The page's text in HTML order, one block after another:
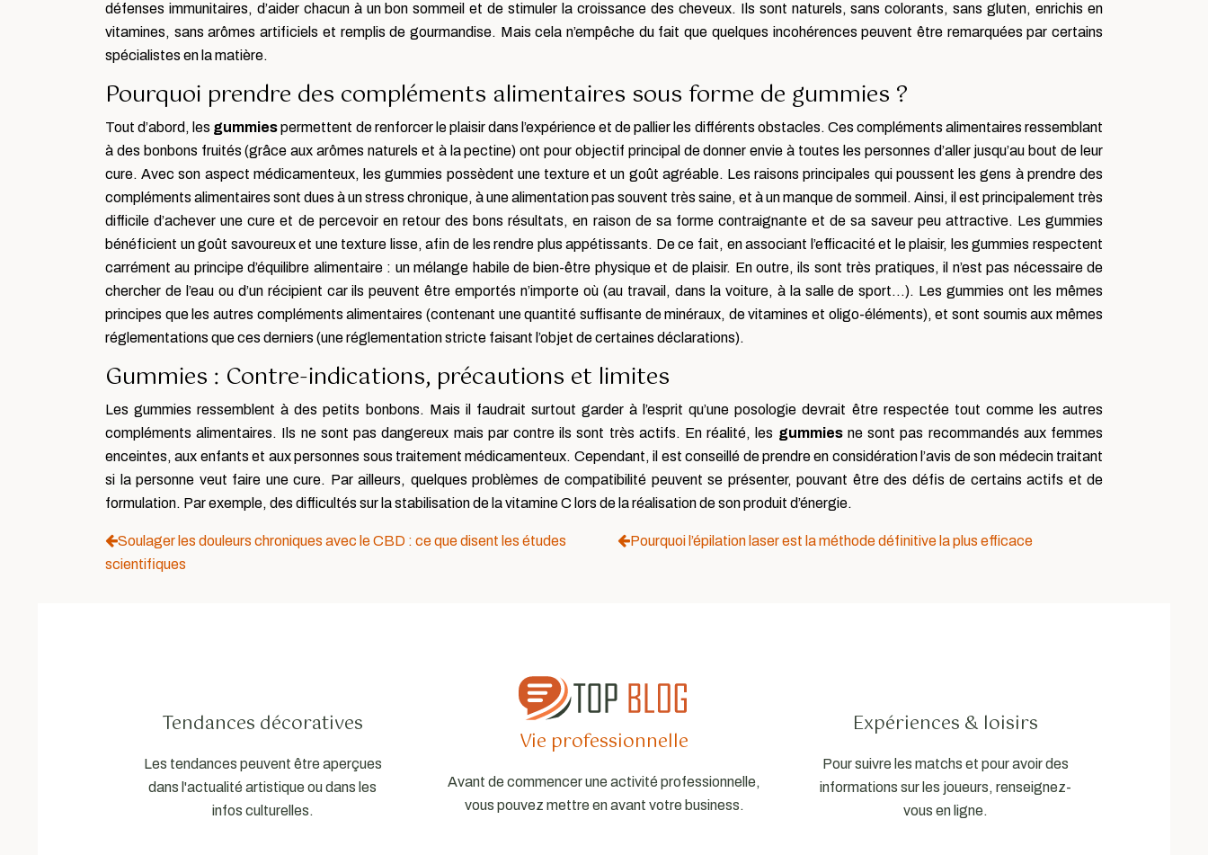
défenses immunitaires, d’aider chacun à un bon sommeil et de stimuler la croissance des cheveux. Ils sont naturels, sans colorants, sans gluten, enrichis en
vitamines, sans arômes artificiels et remplis de gourmandise. Mais cela n’empêche du fait que quelques incohérences peuvent être remarquées par certains
spécialistes en la matière.
Pourquoi prendre des compléments alimentaires sous forme de gummies ?
Tout d’abord, les gummiespermettent de renforcer le plaisir dans l’expérience et de pallier les différents obstacles. Ces compléments alimentaires ressemblant
à des bonbons fruités (grâce aux arômes naturels et à la pectine) ont pour objectif principal de donner envie à toutes les personnes d’aller jusqu’au bout de leur
cure. Avec son aspect médicamenteux, les gummies possèdent une texture et un goût agréable. Les raisons principales qui poussent les gens à prendre des
compléments alimentaires sont dues à un stress chronique, à une alimentation pas souvent très saine, et à un manque de sommeil. Ainsi, il est principalement très
difficile d’achever une cure et de percevoir en retour des bons résultats, en raison de sa forme contraignante et de sa saveur peu attractive. Les gummies
bénéficient un goût savoureux et une texture lisse, afin de les rendre plus appétissants. De ce fait, en associant l’efficacité et le plaisir, les gummies respectent
carrément au principe d’équilibre alimentaire : un mélange habile de bien-être physique et de plaisir. En outre, ils sont très pratiques, il n’est pas nécessaire de
chercher de l’eau ou d’un récipient car ils peuvent être emportés n’importe où (au travail, dans la voiture, à la salle de sport…). Les gummies ont les mêmes
principes que les autres compléments alimentaires (contenant une quantité suffisante de minéraux, de vitamines et oligo-éléments), et sont soumis aux mêmes
réglementations que ces derniers (une réglementation stricte faisant l’objet de certaines déclarations).
Gummies : Contre-indications, précautions et limites
Les gummies ressemblent à des petits bonbons. Mais il faudrait surtout garder à l’esprit qu’une posologie devrait être respectée tout comme les autres
compléments alimentaires. Ils ne sont pas dangereux mais par contre ils sont très actifs. En réalité, les gummiesne sont pas recommandés aux femmes
enceintes, aux enfants et aux personnes sous traitement médicamenteux. Cependant, il est conseillé de prendre en considération l’avis de son médecin traitant
si la personne veut faire une cure. Par ailleurs, quelques problèmes de compatibilité peuvent se présenter, pouvant être des défis de certains actifs et de
formulation. Par exemple, des difficultés sur la stabilisation de la vitamine C lors de la réalisation de son produit d’énergie.
Soulager les douleurs chroniques avec le CBD : ce que disent les études
scientifiques
Pourquoi l’épilation laser est la méthode définitive la plus efficace
Tendances décoratives
Les tendances peuvent être aperçues
dans l'actualité artistique ou dans les
infos culturelles.
Vie professionnelle
Avant de commencer une activité professionnelle,
vous pouvez mettre en avant votre business.
Expériences & loisirs
Pour suivre les matchs et pour avoir des
informations sur les joueurs, renseignez-
vous en ligne.